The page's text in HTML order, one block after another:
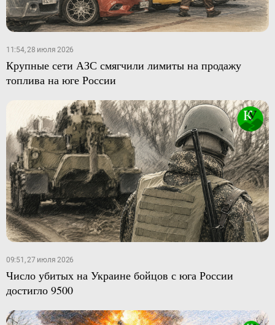
11:54, 28 июля 2026
Крупные сети АЗС смягчили лимиты на продажу
топлива на юге России
09:51, 27 июля 2026
Число убитых на Украине бойцов с юга России
достигло 9500